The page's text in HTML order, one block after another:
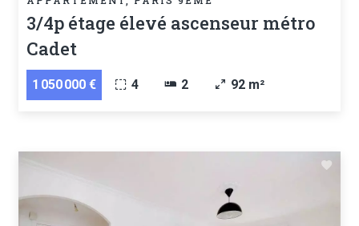
3/4p étage élevé ascenseur métro
Cadet
1 050 000 € 4 2 92 m²